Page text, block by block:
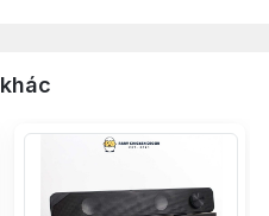
3,5mm
mm